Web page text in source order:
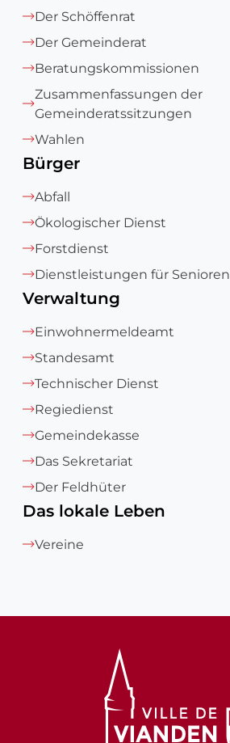
Der Schöffenrat
Der Gemeinderat
Beratungskommissionen
Zusammenfassungen der
Gemeinderatssitzungen
Wahlen
Bürger
Abfall
Ökologischer Dienst
Forstdienst
Dienstleistungen für Senioren
Verwaltung
Einwohnermeldeamt
Standesamt
Technischer Dienst
Regiedienst
Gemeindekasse
Das Sekretariat
Der Feldhüter
Das lokale Leben
Vereine